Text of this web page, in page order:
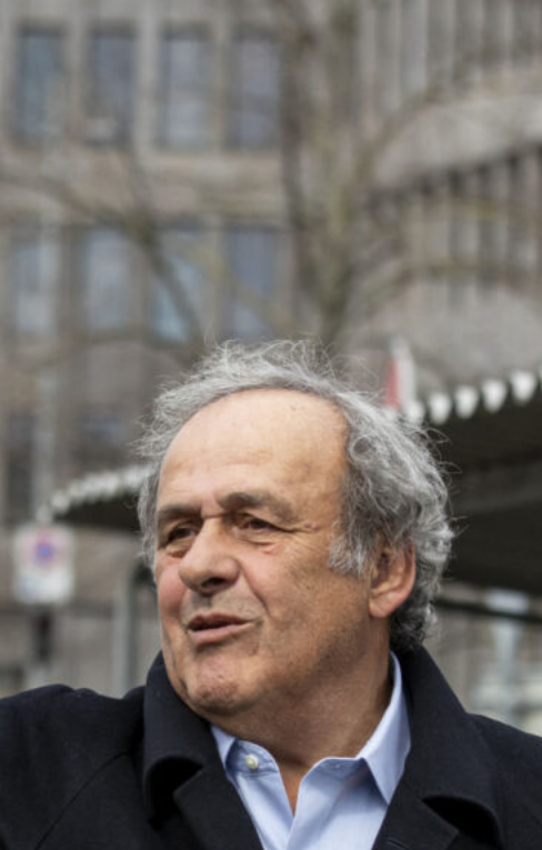
5 Agosto 2026
Nazionale è vincere”
Finocchiaro verso la Serie B: la Juve
fissa la clausola per la cessione
5 Agosto 2026